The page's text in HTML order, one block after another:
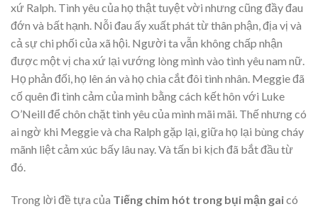
xứ Ralph. Tình yêu của họ thật tuyệt vời nhưng cũng đầy đau
đớn và bất hạnh. Nỗi đau ấy xuất phát từ thân phận, địa vị và
cả sự chi phối của xã hội. Người ta vẫn không chấp nhận
được một vị cha xứ lại vướng lòng mình vào tình yêu nam nữ.
Họ phản đối, họ lên án và họ chia cắt đôi tình nhân. Meggie đã
cố quên đi tình cảm của mình bằng cách kết hôn với Luke
O’Neill để chôn chặt tình yêu của mình mãi mãi. Thế nhưng có
ai ngờ khi Meggie và cha Ralph gặp lại, giữa họ lại bùng cháy
mãnh liệt cảm xúc bấy lâu nay. Và tấn bi kịch đã bắt đầu từ
đó.
Trong lời đề tựa của Tiếng chim hót trong bụi mận gaicó